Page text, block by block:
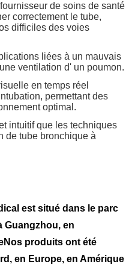
de soins de santé
correctement le tube,
difficiles des voies
liées à un mauvais
ventilation d' un poumon.
en temps réel
permettant des
optimal.
intuitif que les techniques
de tube bronchique à
est situé dans le parc
Guangzhou, en
produits ont été
en Europe, en Amérique